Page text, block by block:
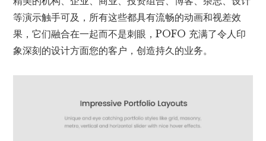
等演示触手可及，所有这些都具有流畅的动画和视差效
果，它们融合在一起而不是刺眼，POFO 充满了令人印
象深刻的设计方面您的客户，创造持久的业务。